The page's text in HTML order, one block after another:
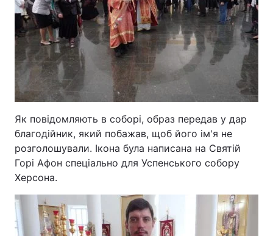
Економіка Світ
Спорт Наука
Техно і зв'язок Лайт
Інциденти
Здоров'я Туризм
Цікавинки Погода
Екологія Регіони
Лонгріди
Відео з Youtube Статті
Як повідомляють в соборі, образ передав у дар
благодійник, який побажав, щоб його ім'я не
розголошували. Ікона була написана на Святій
Горі Афон спеціально для Успенського собору
Херсона.